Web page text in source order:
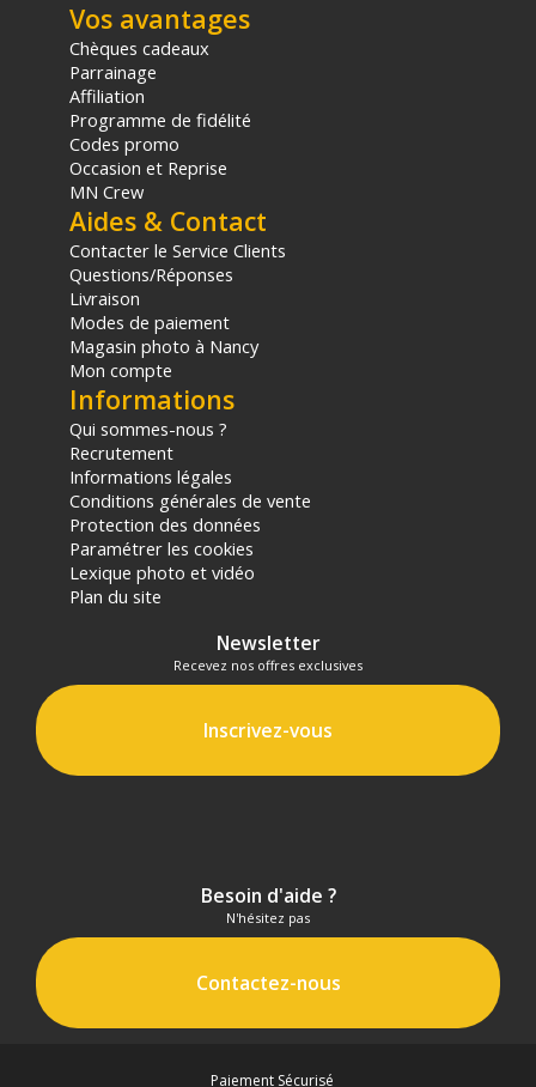
Achat et prix :6941590019598
Garantie 2 ans
(1) Offre valable jusqu'au 31 Décembre 2030 à partir de 49 euros
d'achat, sur la base d'une expédition Chronopost 24H vers un point
relais situé en France continentale uniquement, valable uniquement
sur les produits de moins de 1m et moins de 20Kg.
(2) Sous réserve d'éligibilité.
sur le prix TTC en €, les points seront effectivement calculés dans le
panier.
Vos avantages
Chèques cadeaux
Parrainage
Affiliation
Programme de fidélité
Codes promo
Occasion et Reprise
MN Crew
Aides & Contact
Contacter le Service Clients
Questions/Réponses
Livraison
Modes de paiement
Magasin photo à Nancy
Mon compte
Informations
Qui sommes-nous ?
Recrutement
Informations légales
Conditions générales de vente
Protection des données
Paramétrer les cookies
Lexique photo et vidéo
Plan du site
Newsletter
Recevez nos offres exclusives
Inscrivez-vous
Besoin d'aide ?
N'hésitez pas
Contactez-nous
Paiement Sécurisé